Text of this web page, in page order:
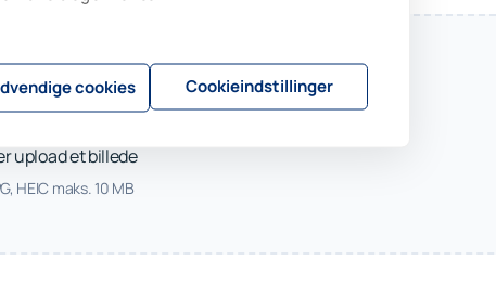
cookies Cookieindstillinger
upload et billede
HEIC maks. 10 MB